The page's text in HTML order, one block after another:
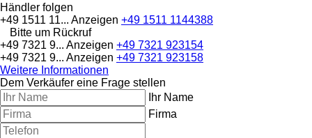
Händler folgen
+49 1511 11... Anzeigen +49 1511 1144388
Bitte um Rückruf
+49 7321 9... Anzeigen +49 7321 923154
+49 7321 9... Anzeigen +49 7321 923158
Weitere Informationen
Dem Verkäufer eine Frage stellen
Ihr Name
Firma